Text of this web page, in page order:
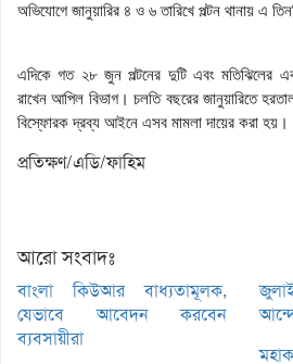
অভিযোগে জানুয়ারির ৪ ও ৬ তারিখে পল্টন থানায় এ
এদিকে গত ২৮ জুন পল্টনের দুটি এবং মতিঝিলের
রাখেন আপিল বিভাগ।চলতি বছরের জানুয়ারিতে
বিস্ফোরক দ্রব্য আইনে এসব মামলা দায়ের করা হয়।
প্রতিক্ষণ/এডি/ফাহিম
আরো সংবাদঃ
বাংলা কিউআর বাধ্যতামূলক,
যেভাবে আবেদন করবেন
ব্যবসায়ীরা